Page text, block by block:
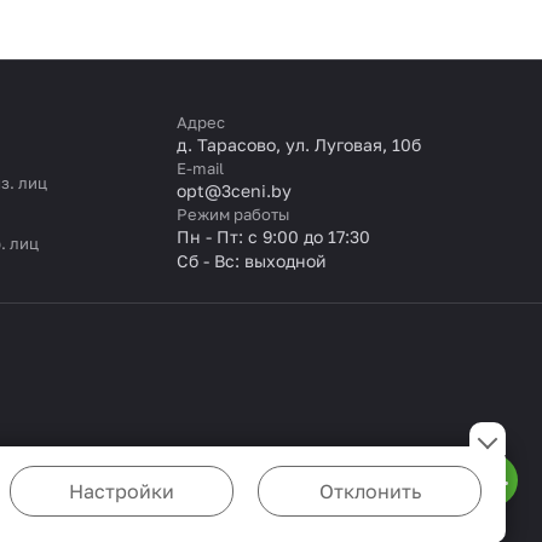
лиц
лиц
Адрес
д. Тарасово, ул. Луговая, 10б
E-mail
opt@3ceni.by
Режим работы
Пн - Пт: с 9:00 до 17:30
Сб - Вс: выходной
Настройки Отклонить